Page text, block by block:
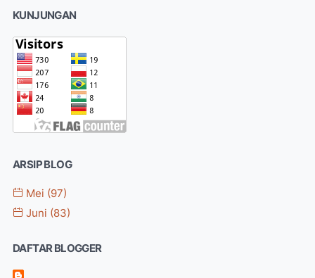
KUNJUNGAN
ARSIP BLOG
Mei (97)
Juni (83)
DAFTAR BLOGGER